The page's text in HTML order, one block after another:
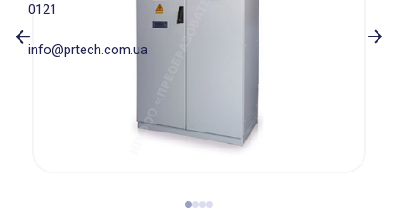
0121
info@prtech.com.ua